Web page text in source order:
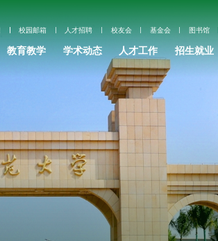
校园邮箱 人才招聘 校友会 基金会 图书馆
教育教学 学术动态 人才工作 招生就业